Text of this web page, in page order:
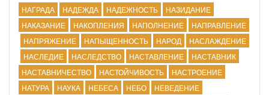
НАГРАДА НАДЕЖДА НАДЕЖНОСТЬ
НАЗИДАНИЕ
НАКАЗАНИЕ
НАКОПЛЕНИЯ НАПОЛНЕНИЕ
НАПРАВЛЕНИЕ
НАПРЯЖЕНИЕ
НАПЫЩЕННОСТЬ НАРОД
НАСЛАЖДЕНИЕ
НАСЛЕДИЕ
НАСЛЕДСТВО НАСТАВЛЕНИЕ
НАСТАВНИК
НАСТАВНИЧЕСТВО
НАСТОЙЧИВОСТЬ
НАСТРОЕНИЕ
НАТУРА
НАУКА НЕБЕСА НЕБО
НЕВЕДЕНИЕ